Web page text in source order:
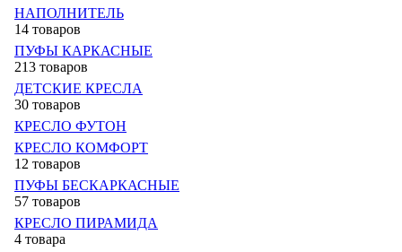
НАПОЛНИТЕЛЬ
14 товаров
ПУФЫ КАРКАСНЫЕ
213 товаров
ДЕТСКИЕ КРЕСЛА
30 товаров
КРЕСЛО ФУТОН
КРЕСЛО КОМФОРТ
12 товаров
ПУФЫ БЕСКАРКАСНЫЕ
57 товаров
КРЕСЛО ПИРАМИДА
4 товара